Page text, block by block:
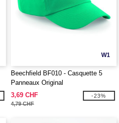
W1
Beechfield BF010 - Casquette 5
Panneaux Original
3,69 CHF
4,79 CHF
-23%